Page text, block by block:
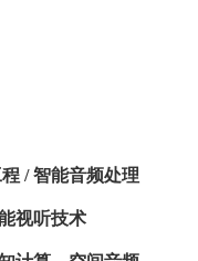
/ 智能音频处理
视听技术